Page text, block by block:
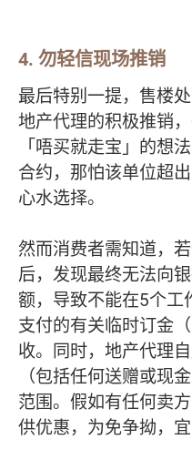
4. 勿轻信现场推销
最后特别一提，售楼
地产代理的积极推销
「唔买就走宝」的想
合约，那怕该单位超
心水选择。
然而消费者需知道，
后，发现最终无法向
额，导致不能在5个
支付的有关临时订金
收。同时，地产代理
（包括任何送赠或现
范围。假如有任何卖
供优惠，为免争拗，